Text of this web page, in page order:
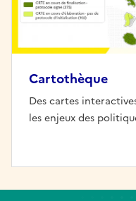
Cartothèque
Des cartes
les enjeux des